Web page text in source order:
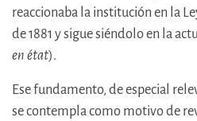
reaccionaba la institución en la
de 1881 y sigue siéndolo en la
en état).
Ese fundamento, de especial
se contempla como motivo de